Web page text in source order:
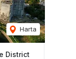
Harta
District